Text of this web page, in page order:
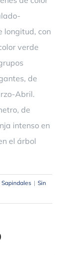
longitud, con
verde
de
Abril.
de
intenso en
el árbol
Sapindales | Sin